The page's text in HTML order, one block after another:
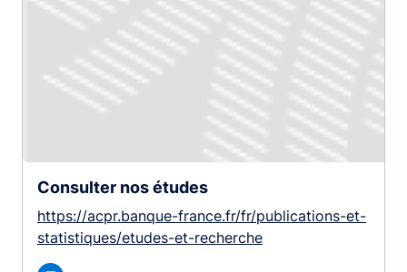
Consulter nos études
https://acpr.banque-france.fr/fr/publications-et-
statistiques/etudes-et-recherche